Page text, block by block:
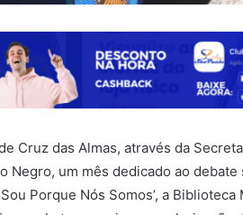
Cruz das Almas, através da
Negro, um mês dedicado ao
Sou Porque Nós Somos’, a